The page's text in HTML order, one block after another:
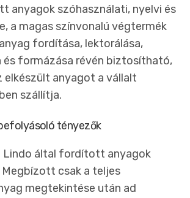
anyagok szóhasználati, nyelvi és
a magas színvonalú végtermék
fordítása, lektorálása,
és formázása révén biztosítható,
elkészült anyagot a vállalt
szállítja.
tényezők
Lindo által fordított anyagok
Megbízott csak a teljes
megtekintése után ad